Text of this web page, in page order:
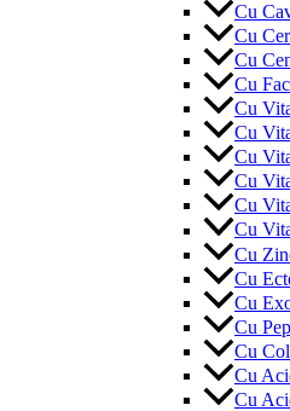
Cu
Cu
Cu
Cu
Cu
Cu
Cu
Cu
Cu
Cu
Cu
Cu
Cu
Cu
Cu
Cu
Cu